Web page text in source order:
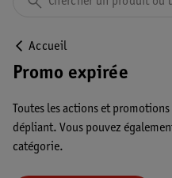
Accueil
Promo expirée
Toutes les actions et
dépliant. Vous pouvez
catégorie.